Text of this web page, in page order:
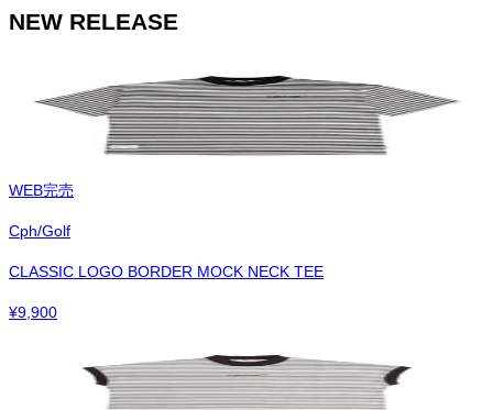
NEW RELEASE
WEB完売
Cph/Golf
CLASSIC LOGO BORDER MOCK NECK TEE
¥9,900